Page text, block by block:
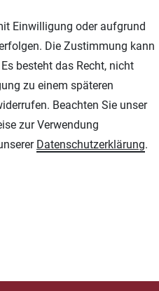
Datenschutz Impressum
und Plotterfolien
Farben - Bringen Sie Farbe ins
Einwilligung oder aufgrund
Die Zustimmung kann
besteht das Recht, nicht
zu einem späteren
Beachten Sie unser
zur Verwendung
Daten­schutz­erklärung.